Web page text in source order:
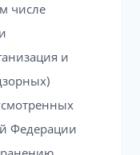
числе
и
Федерации